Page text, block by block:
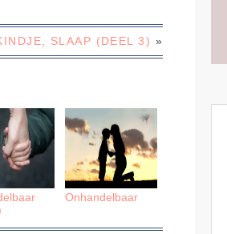
SLAAP (DEEL 3) »
Onhandelbaar